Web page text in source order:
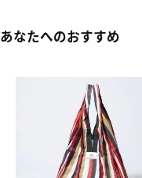
あなたへのおすすめ